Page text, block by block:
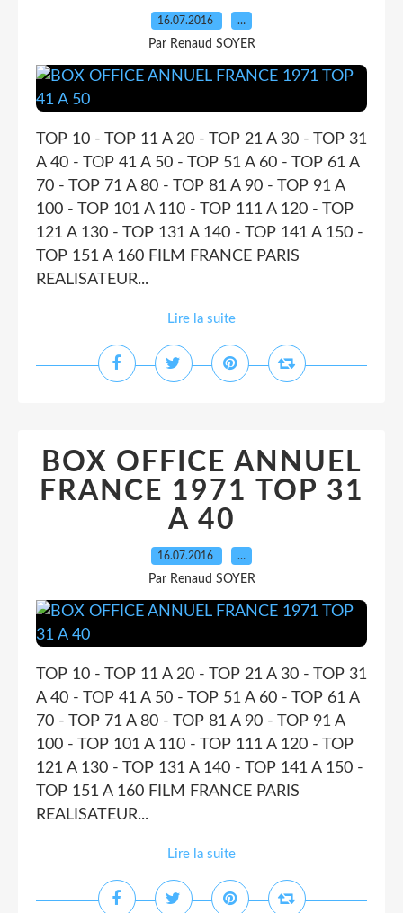
16.07.2016 …
Par Renaud SOYER
TOP 10 - TOP 11 A 20 - TOP 21 A 30 - TOP 31
A 40 - TOP 41 A 50 - TOP 51 A 60 - TOP 61 A
70 - TOP 71 A 80 - TOP 81 A 90 - TOP 91 A
100 - TOP 101 A 110 - TOP 111 A 120 - TOP
121 A 130 - TOP 131 A 140 - TOP 141 A 150 -
TOP 151 A 160 FILM FRANCE PARIS
REALISATEUR...
Lire la suite
BOX OFFICE ANNUEL
FRANCE 1971 TOP 31
A 40
16.07.2016 …
Par Renaud SOYER
TOP 10 - TOP 11 A 20 - TOP 21 A 30 - TOP 31
A 40 - TOP 41 A 50 - TOP 51 A 60 - TOP 61 A
70 - TOP 71 A 80 - TOP 81 A 90 - TOP 91 A
100 - TOP 101 A 110 - TOP 111 A 120 - TOP
121 A 130 - TOP 131 A 140 - TOP 141 A 150 -
TOP 151 A 160 FILM FRANCE PARIS
REALISATEUR...
Lire la suite